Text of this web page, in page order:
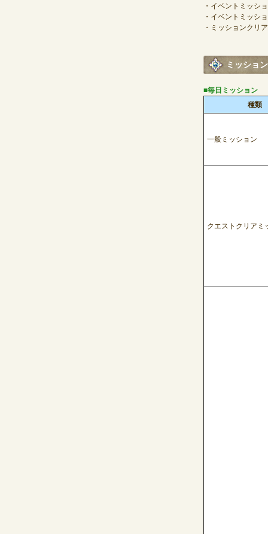
・イベントミッシ
・イベントミッシ
・ミッションクリ
ミッショ
■毎日ミッション
種類
一般ミッション
クエストクリアミ